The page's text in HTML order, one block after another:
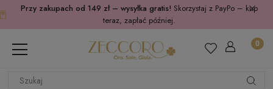
Przy zakupach od 149 zł – wysyłka gratis! Skorzystaj z PayPo – kup
teraz, zapłać później.